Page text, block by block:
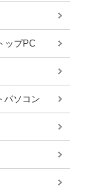
ップPC
パソコン